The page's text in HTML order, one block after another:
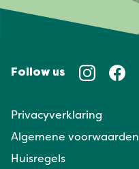
Follow us
Privacyverklaring
Algemene voorwaarden
Huisregels